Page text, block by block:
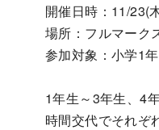
開催日時：11/23(
場所：フルマーク
参加対象：小学1
1年生～3年生、4
時間交代でそれぞ